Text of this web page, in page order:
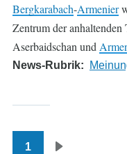
Bergkarabach-Armenier
Zentrum der
Aserbaidschan und
News-Rubrik
1